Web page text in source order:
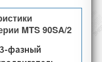
современной
имеют
и при этом,
выгодной цене.
MTS 90SA/2
3-фазный